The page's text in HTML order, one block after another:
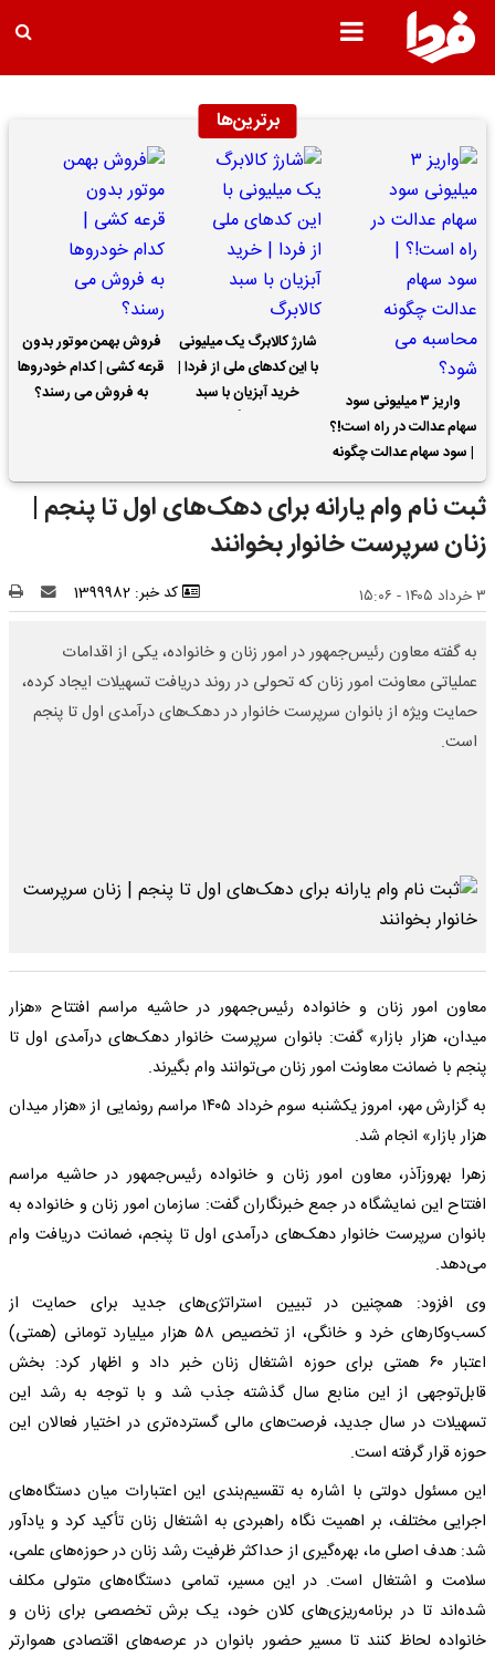
برترین‌ها
واریز ۳ میلیونی سود
سهام عدالت در راه است!؟
| سود سهام عدالت چگونه
محاسبه می شود؟
شارژ کالابرگ یک میلیونی
با این کدهای ملی از فردا |
خرید آبزیان با سبد
فروش بهمن موتور بدون
قرعه کشی | کدام خودروها
به فروش می رسند؟
ثبت نام وام یارانه برای دهک‌های اول تا پنجم |
زنان سرپرست خانوار بخوانند
۳ خرداد ۱۴۰۵ - ۱۵:۰۶ کد خبر: 1399982
به گفته معاون رئیس‌جمهور در امور زنان و خانواده، یکی از اقدامات
عملیاتی معاونت امور زنان که تحولی در روند دریافت تسهیلات ایجاد کرده،
حمایت ویژه از بانوان سرپرست خانوار در دهک‌های درآمدی اول تا پنجم
است.
معاون امور زنان و خانواده رئیس‌جمهور در حاشیه مراسم افتتاح «هزار
میدان، هزار بازار» گفت: بانوان سرپرست خانوار دهک‌های درآمدی اول تا
پنجم با ضمانت معاونت امور زنان می‌توانند وام بگیرند.
به گزارش مهر، امروز یکشنبه سوم خرداد ۱۴۰۵ مراسم رونمایی از «هزار میدان
هزار بازار» انجام شد.
زهرا بهروزآذر، معاون امور زنان و خانواده رئیس‌جمهور در حاشیه مراسم
افتتاح این نمایشگاه در جمع خبرنگاران گفت: سازمان امور زنان و خانواده به
بانوان سرپرست خانوار دهک‌های درآمدی اول تا پنجم، ضمانت دریافت وام
می‌دهد.
وی افزود: همچنین در تبیین استراتژی‌های جدید برای حمایت از
کسب‌وکارهای خرد و خانگی، از تخصیص ۵۸ هزار میلیارد تومانی (همتی)
اعتبار ۶۰ همتی برای حوزه اشتغال زنان خبر داد و اظهار کرد: بخش
قابل‌توجهی از این منابع سال گذشته جذب شد و با توجه به رشد این
تسهیلات در سال جدید، فرصت‌های مالی گسترده‌تری در اختیار فعالان این
حوزه قرار گرفته است.
این مسئول دولتی با اشاره به تقسیم‌بندی این اعتبارات میان دستگاه‌های
اجرایی مختلف، بر اهمیت نگاه راهبردی به اشتغال زنان تأکید کرد و یادآور
شد: هدف اصلی ما، بهره‌گیری از حداکثر ظرفیت رشد زنان در حوزه‌های علمی،
سلامت و اشتغال است. در این مسیر، تمامی دستگاه‌های متولی مکلف
شده‌اند تا در برنامه‌ریزی‌های کلان خود، یک برش تخصصی برای زنان و
خانواده لحاظ کنند تا مسیر حضور بانوان در عرصه‌های اقتصادی هموارتر